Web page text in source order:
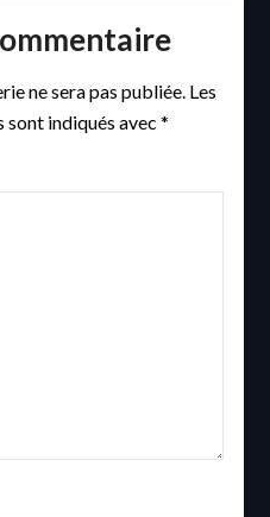
ne sera pas publiée. Les
indiqués avec *